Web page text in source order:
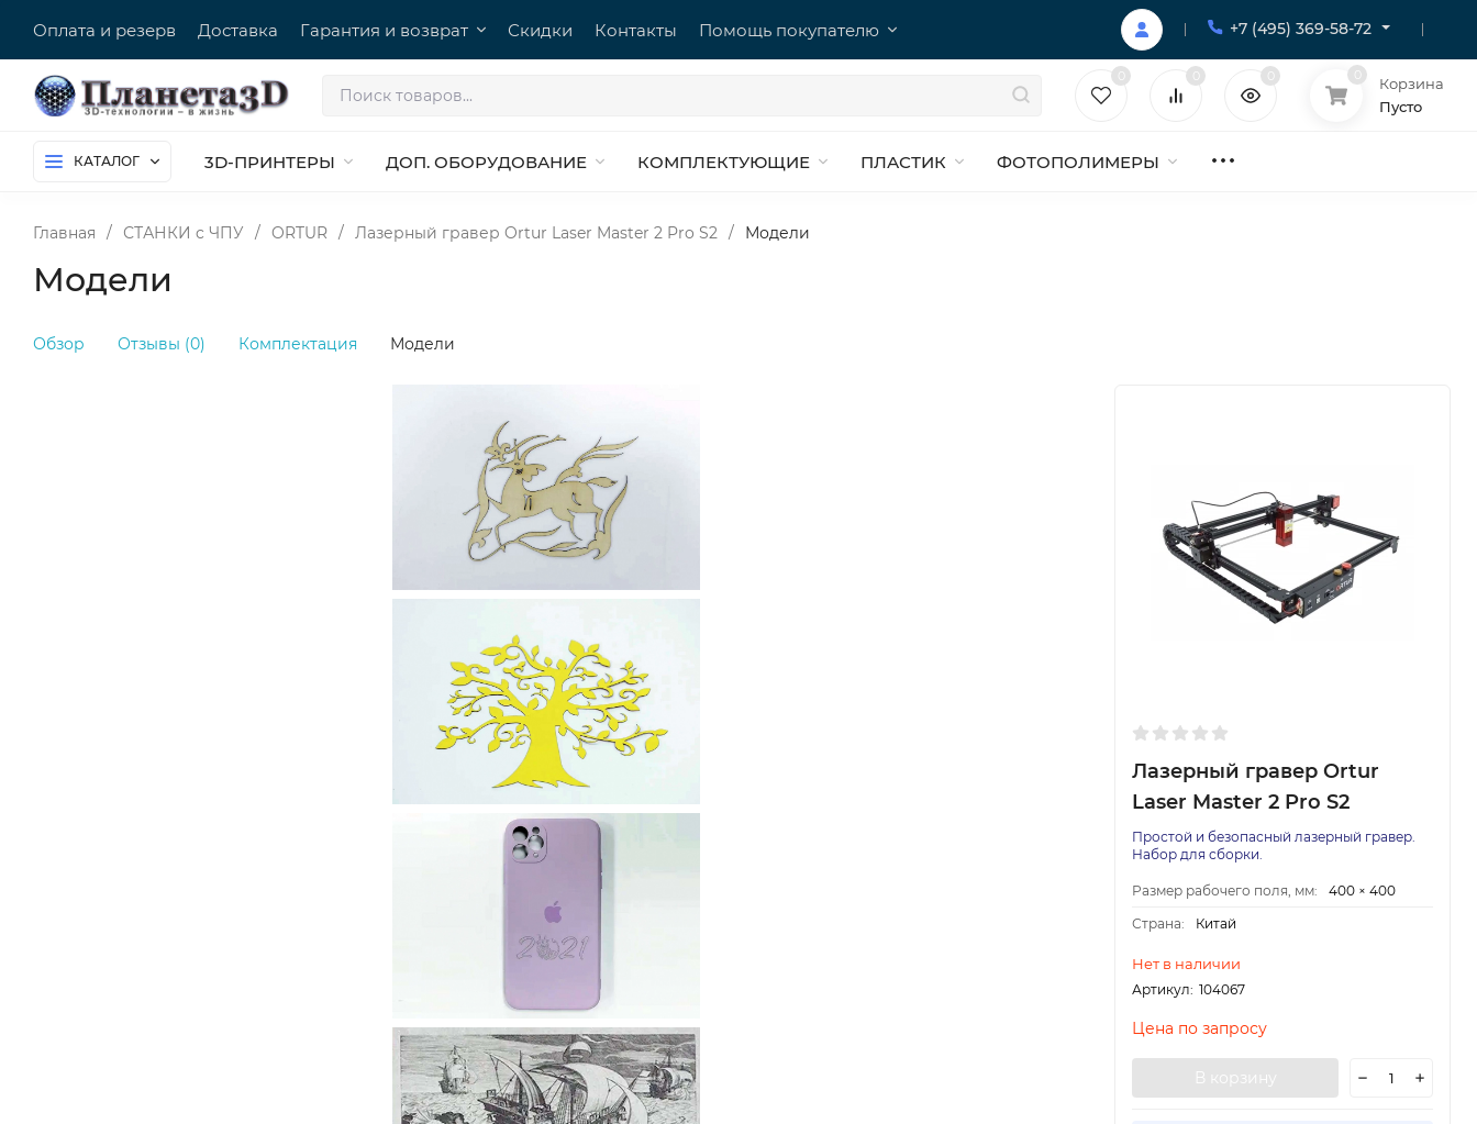
Оплата и резерв Доставка Гарантия и возврат Скидки Контакты Помощь покупателю +7 (495) 369-58-72
Корзина
Пусто
КАТАЛОГ 3D-ПРИНТЕРЫ ДОП. ОБОРУДОВАНИЕ КОМПЛЕКТУЮЩИЕ ПЛАСТИК ФОТОПОЛИМЕРЫ
Главная / СТАНКИ c ЧПУ / ORTUR / Лазерный гравер Ortur Laser Master 2 Pro S2 / Модели
Модели
Обзор Отзывы (0) Комплектация Модели
Лазерный гравер Ortur
Laser Master 2 Pro S2
Простой и безопасный лазерный гравер.
Набор для сборки.
Размер рабочего поля, мм:
400 × 400
Страна:
Китай
Нет в наличии
Артикул: 104067
Цена по запросу
В корзину